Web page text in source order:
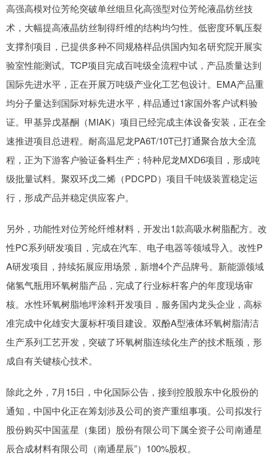
高强高模对位芳纶突破单丝细旦化高强型对位芳纶液晶纺丝技
术，大幅提高液晶纺丝制得纤维的结构均匀性。低密度环氧压裂
支撑剂项目，已提供多种不同规格样品供国内知名研究院开展实
验室性能测试。TCP项目完成百吨级全流程中试，产品质量达到
国际先进水平，正在开展万吨级产业化工艺包设计。EMA产品重
均分子量达到国际对标先进水平，样品通过1家国外客户试料验
证。甲基异戊基酮（MIAK）项目已经完成主体设备安装，正在全
速推进项目总进程。耐高温尼龙PA6T/10T已打通聚合放大全流
程，正为下游客户验证备料生产；特种尼龙MXD6项目，形成吨
级批量试料。聚双环戊二烯（PDCPD）项目千吨级装置稳定运
行，形成产品并稳定供应客户。
另外，功能性对位芳纶纤维材料，开发出1款高吸水树脂配方。改
性PC系列研发项目，完成在汽车、电子电器等领域导入。改性P
A研发项目，持续拓展应用场景，新增4个产品牌号。新能源领域
储氢气瓶用环氧树脂产品，完成了行业标杆客户的年度现场审
核。水性环氧树脂地坪涂料开发项目，服务国内龙头企业，高标
准完成中化雄安大厦标杆项目建设。双酚A型液体环氧树脂清洁
生产系列工艺开发，突破了环氧树脂连续化生产的技术瓶颈，形
成自有关键核心技术。
除此之外，7月15日，中化国际公告，接到控股股东中化股份的
通知，中国中化正在筹划涉及公司的资产重组事项。公司拟发行
股份购买中国蓝星（集团）股份有限公司下属全资子公司南通星
辰合成材料有限公司（南通星辰”）100%股权。